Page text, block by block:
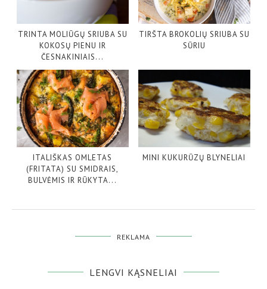
TRINTA MOLIŪGŲ SRIUBA SU
KOKOSŲ PIENU IR
ČESNAKINIAIS...
TIRŠTA BROKOLIŲ SRIUBA SU
SŪRIU
ITALIŠKAS OMLETAS
(FRITATA) SU SMIDRAIS,
BULVĖMIS IR RŪKYTA...
MINI KUKURŪZŲ BLYNELIAI
REKLAMA
LENGVI KĄSNELIAI